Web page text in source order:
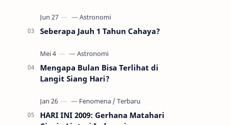
Seberapa Jauh 1 Tahun Cahaya?
Mengapa Bulan Bisa Terlihat di
Langit Siang Hari?
HARI INI 2009: Gerhana Matahari